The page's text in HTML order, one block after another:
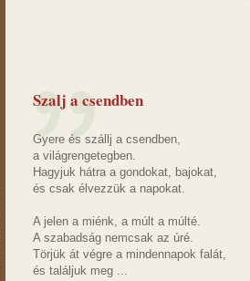
Szalj a csendben
Gyere és szállj a csendben,
a világrengetegben.
Hagyjuk hátra a gondokat, bajokat,
és csak élvezzük a napokat.
A jelen a miénk, a múlt a múlté.
A szabadság nemcsak az úré.
Törjük át végre a mindennapok falát,
és találjuk meg ...